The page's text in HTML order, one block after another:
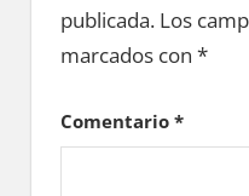
publicada. Los
marcados con *
Comentario *